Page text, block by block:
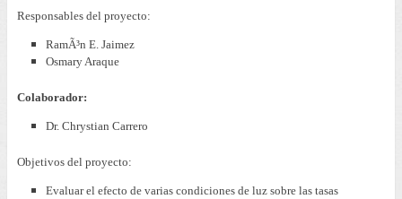
Responsables del proyecto:
RamÃ³n E. Jaimez
Osmary Araque
Colaborador:
Dr. Chrystian Carrero
Objetivos del proyecto:
Evaluar el efecto de varias condiciones de luz sobre las tasas